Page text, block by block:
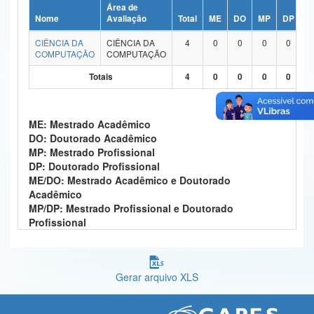
Ministério da Ciência, Tecnologia, Inovações e Comunicações
Ministério do Meio Ambiente
Controladoria-Geral da União
Ministério da Mulher, da Família e dos Direitos Humanos
Secretaria-Geral
Secretaria de Governo
Banco Central do Brasil
Nome
Área de
Avaliação
Total ME DO MP DP
CIÊNCIA DA
COMPUTAÇÃO
CIÊNCIA DA
COMPUTAÇÃO
4 0 0 0 0
Totais 4 0 0 0 0
ME: Mestrado Acadêmico
DO: Doutorado Acadêmico
MP: Mestrado Profissional
DP: Doutorado Profissional
ME/DO: Mestrado Acadêmico e Doutorado
Acadêmico
MP/DP: Mestrado Profissional e Doutorado
Profissional
Gerar arquivo XLS